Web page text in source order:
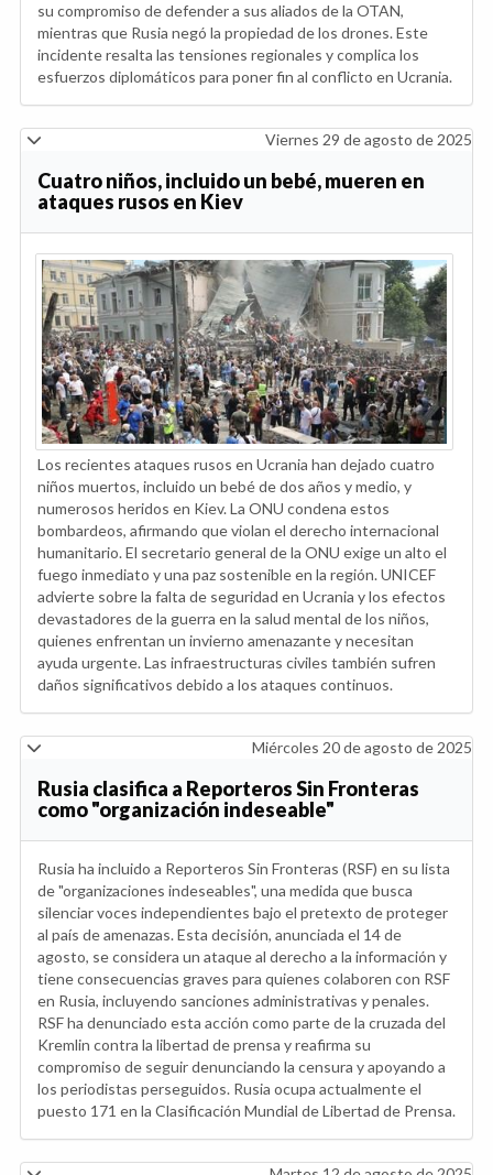
su compromiso de defender a sus aliados de la OTAN,
mientras que Rusia negó la propiedad de los drones. Este
incidente resalta las tensiones regionales y complica los
esfuerzos diplomáticos para poner fin al conflicto en Ucrania.
Viernes 29 de agosto de 2025
Cuatro niños, incluido un bebé, mueren en
ataques rusos en Kiev
Los recientes ataques rusos en Ucrania han dejado cuatro
niños muertos, incluido un bebé de dos años y medio, y
numerosos heridos en Kiev. La ONU condena estos
bombardeos, afirmando que violan el derecho internacional
humanitario. El secretario general de la ONU exige un alto el
fuego inmediato y una paz sostenible en la región. UNICEF
advierte sobre la falta de seguridad en Ucrania y los efectos
devastadores de la guerra en la salud mental de los niños,
quienes enfrentan un invierno amenazante y necesitan
ayuda urgente. Las infraestructuras civiles también sufren
daños significativos debido a los ataques continuos.
Miércoles 20 de agosto de 2025
Rusia clasifica a Reporteros Sin Fronteras
como "organización indeseable"
Rusia ha incluido a Reporteros Sin Fronteras (RSF) en su lista
de "organizaciones indeseables", una medida que busca
silenciar voces independientes bajo el pretexto de proteger
al país de amenazas. Esta decisión, anunciada el 14 de
agosto, se considera un ataque al derecho a la información y
tiene consecuencias graves para quienes colaboren con RSF
en Rusia, incluyendo sanciones administrativas y penales.
RSF ha denunciado esta acción como parte de la cruzada del
Kremlin contra la libertad de prensa y reafirma su
compromiso de seguir denunciando la censura y apoyando a
los periodistas perseguidos. Rusia ocupa actualmente el
puesto 171 en la Clasificación Mundial de Libertad de Prensa.